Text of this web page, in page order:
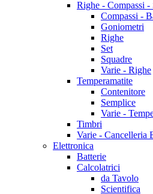
Righe - Compassi -
Compassi -
Goniometri
Righe
Set
Squadre
Varie - Righe
Temperamatite
Contenitore
Semplice
Varie -
Timbri
Varie - Cancelleria
Elettronica
Batterie
Calcolatrici
da Tavolo
Scientifica